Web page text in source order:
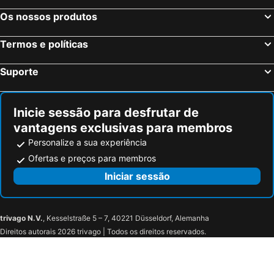
Palermo, Sicília Hotéis
Cagliari, Sardenha Hotéis
Os nossos produtos
Termos e políticas
Suporte
Inicie sessão para desfrutar de
vantagens exclusivas para membros
Personalize a sua experiência
Ofertas e preços para membros
Iniciar sessão
trivago N.V., Kesselstraße 5 – 7, 40221 Düsseldorf, Alemanha
Direitos autorais 2026 trivago | Todos os direitos reservados.